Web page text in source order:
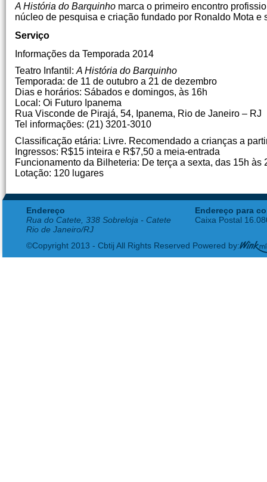
A História do Barquinho marca o primeiro encontro
núcleo de pesquisa e criação fundado por Ronaldo Mota e
Serviço
Informações da Temporada 2014
Teatro Infantil: A História do Barquinho
Temporada: de 11 de outubro a 21 de dezembro
Dias e horários: Sábados e domingos, às 16h
Local: Oi Futuro Ipanema
Rua Visconde de Pirajá, 54, Ipanema, Rio de Janeiro – RJ
Tel informações: (21) 3201-3010
Classificação etária: Livre. Recomendado a crianças a
Ingressos: R$15 inteira e R$7,50 a meia-entrada
Funcionamento da Bilheteria: De terça a sexta, das 15h às
Lotação: 120 lugares
Endereço
Rua do Catete, 338 Sobreloja - Catete
Rio de Janeiro/RJ
Endereço para
Caixa Postal
©Copyright 2013 - Cbtij All Rights Reserved Powered by: